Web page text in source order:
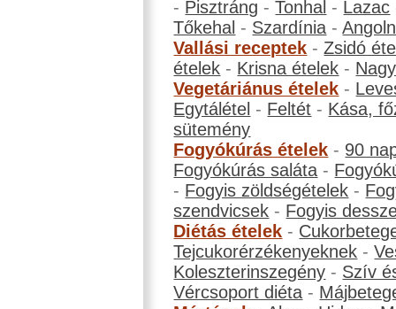
- Pisztráng -Tonhal - Lazac
Tőkehal - Szardínia -
Vallási receptek -Zsidó
ételek - Krisna ételek -
Vegetáriánus ételek -
Egytálétel - Feltét - Kása,
sütemény
Fogyókúrás ételek - 90
Fogyókúrás saláta -
- Fogyis zöldségételek -
szendvicsek - Fogyis
Diétás ételek -
Tejcukorérzékenyeknek -
Koleszterinszegény - Szív
Vércsoport diéta -